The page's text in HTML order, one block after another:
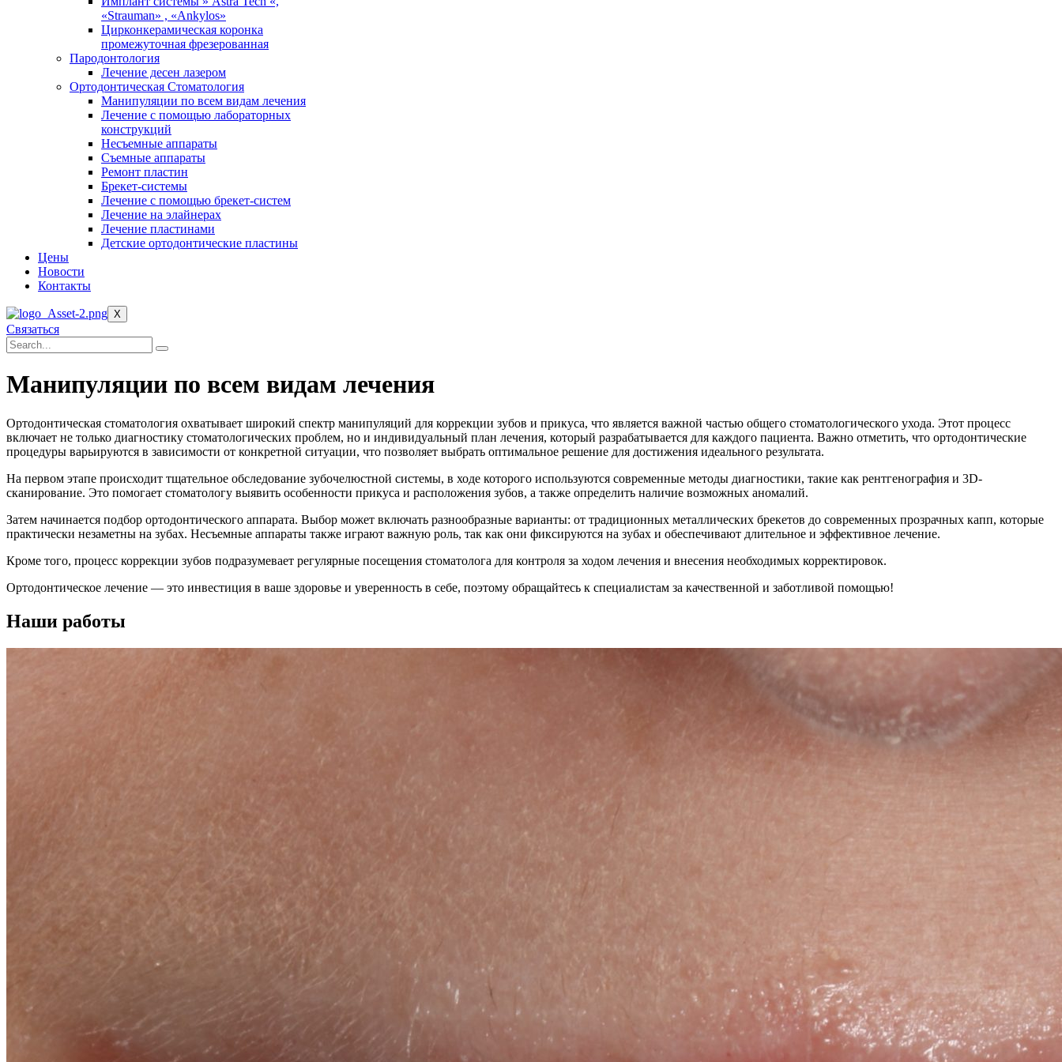
«Strauman» , «Ankylos»
Цирконкерамическая коронка
промежуточная фрезерованная
Пародонтология
Лечение десен лазером
Ортодонтическая Стоматология
Манипуляции по всем видам лечения
Лечение с помощью лабораторных
конструкций
Несъемные аппараты
Съемные аппараты
Ремонт пластин
Брекет-системы
Лечение с помощью брекет-систем
Лечение на элайнерах
Лечение пластинами
Детские ортодонтические пластины
Цены
Новости
Контакты
X
Связаться
Манипуляции по всем видам лечения
Ортодонтическая стоматология охватывает широкий спектр манипуляций для коррекции зубов и прикуса, что является важной частью общего стоматологического ухода. Этот процесс
включает не только диагностику стоматологических проблем, но и индивидуальный план лечения, который разрабатывается для каждого пациента. Важно отметить, что ортодонтические
процедуры варьируются в зависимости от конкретной ситуации, что позволяет выбрать оптимальное решение для достижения идеального результата.
На первом этапе происходит тщательное обследование зубочелюстной системы, в ходе которого используются современные методы диагностики, такие как рентгенография и 3D-
сканирование. Это помогает стоматологу выявить особенности прикуса и расположения зубов, а также определить наличие возможных аномалий.
Затем начинается подбор ортодонтического аппарата. Выбор может включать разнообразные варианты: от традиционных металлических брекетов до современных прозрачных капп, которые
практически незаметны на зубах. Несъемные аппараты также играют важную роль, так как они фиксируются на зубах и обеспечивают длительное и эффективное лечение.
Кроме того, процесс коррекции зубов подразумевает регулярные посещения стоматолога для контроля за ходом лечения и внесения необходимых корректировок.
Ортодонтическое лечение — это инвестиция в ваше здоровье и уверенность в себе, поэтому обращайтесь к специалистам за качественной и заботливой помощью!
Наши работы